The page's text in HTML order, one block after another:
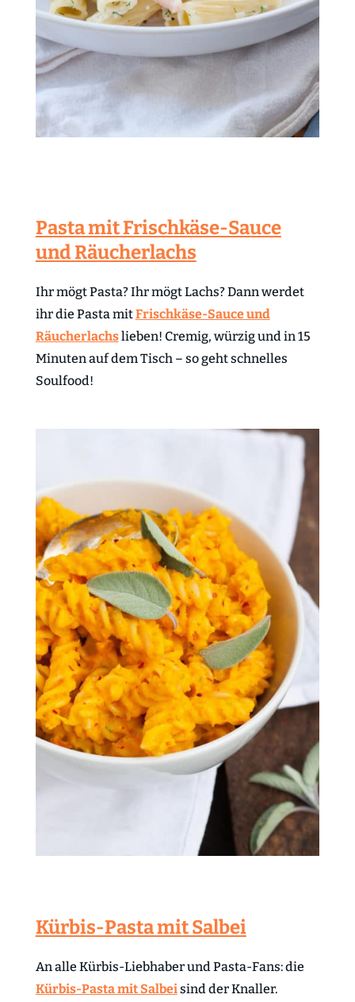
Pasta mit Frischkäse-Sauce
und Räucherlachs
Ihr mögt Pasta? Ihr mögt Lachs? Dann werdet
ihr die Pasta mitFrischkäse-Sauce und
Räucherlachslieben! Cremig, würzig und in 15
Minuten auf dem Tisch – so geht schnelles
Soulfood!
Kürbis-Pasta mit Salbei
An alle Kürbis-Liebhaber und Pasta-Fans: die
Kürbis-Pasta mit Salbeisind der Knaller.